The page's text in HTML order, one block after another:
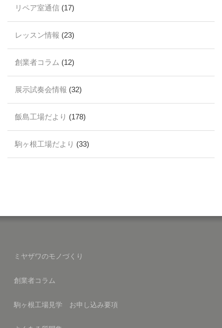
リペア室通信 (17)
レッスン情報 (23)
創業者コラム (12)
展示試奏会情報 (32)
飯島工場だより (178)
駒ヶ根工場だより (33)
ミヤザワのモノづくり
創業者コラム
駒ヶ根工場見学 お申し込み要項